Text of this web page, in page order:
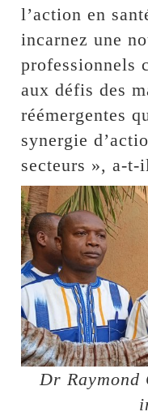
l’action en
incarnez une
professionnels
aux défis des
réémergentes
synergie
secteurs », a-t-
Dr Raymond